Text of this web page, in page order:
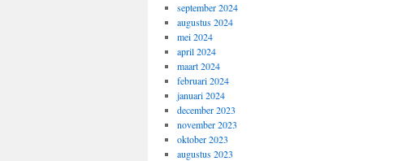
september 2024
augustus 2024
mei 2024
april 2024
maart 2024
februari 2024
januari 2024
december 2023
november 2023
oktober 2023
augustus 2023